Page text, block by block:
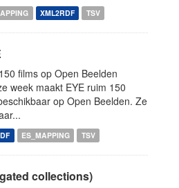
XML2RDF TSV
films op Open Beelden
week maakt EYE ruim 150
op Open Beelden. Ze
ES_MAPPING TSV
collections)